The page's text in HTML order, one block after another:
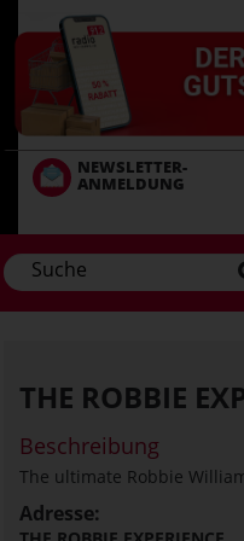
zum
Inhalt
NEWSLETTER-
ANMELDUNG
THE ROBBIE
Beschreibung
The ultimate Robbie
Adresse: